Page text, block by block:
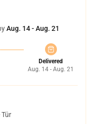
Aug. 14 - Aug. 21
Delivered
Aug. 14 - Aug. 21